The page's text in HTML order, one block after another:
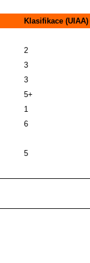
Klasifikace (UIAA)
2
3
3
5+
1
6
5